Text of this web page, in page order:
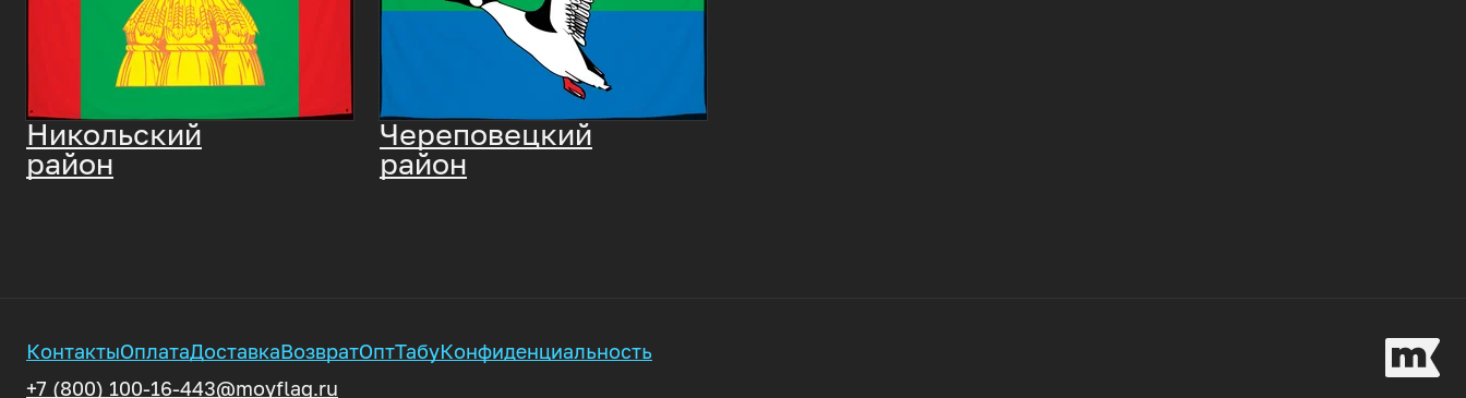
Никольский
район
Череповецкий
район
КонтактыОплатаДоставкаВозвратОптТабуКонфиденциальность
+7 (800) 100-16-443@moyflag.ru